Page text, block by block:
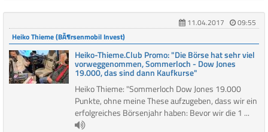
11.04.2017
09:55
Heiko Thieme (BÃ¶rsenmobil Invest)
Heiko-Thieme.Club Promo: "Die Börse hat sehr viel
vorweggenommen, Sommerloch - Dow Jones
19.000, das sind dann Kaufkurse"
Heiko Thieme: "Sommerloch Dow Jones 19.000
Punkte, ohne meine These aufzugeben, dass wir ein
erfolgreiches Börsenjahr haben: Bevor wir die 1 ...